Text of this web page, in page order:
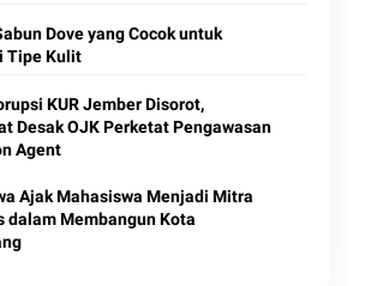
Dove yang Cocok untuk
Tipe Kulit
KUR Jember Disorot,
Desak OJK Perketat Pengawasan
Agent
Ajak Mahasiswa Menjadi Mitra
dalam Membangun Kota